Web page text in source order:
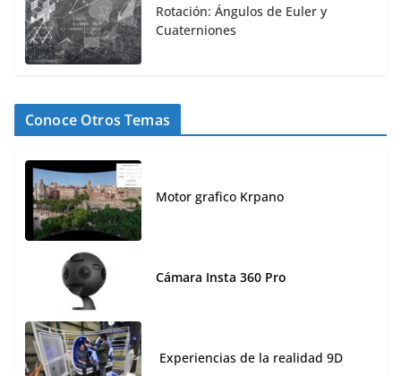
Rotación: Ángulos de Euler y
Cuaterniones
Conoce Otros Temas
Motor grafico Krpano
Cámara Insta 360 Pro
Experiencias de la realidad 9D